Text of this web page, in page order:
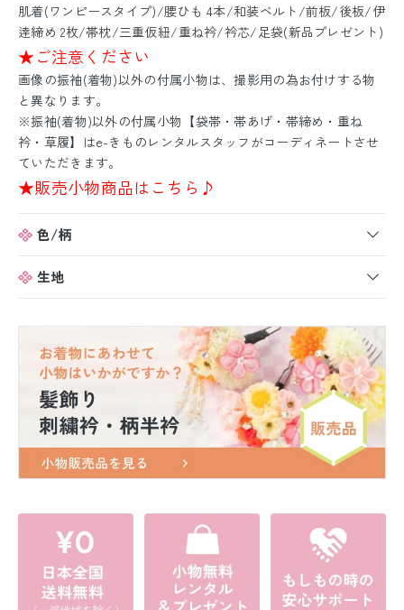
肌着(ワンピースタイプ)/腰ひも 4本/和装ベルト/前板/後板/伊
逹締め 2枚/帯枕/三重仮紐/重ね衿/衿芯/足袋(新品プレゼント)
★ご注意ください
画像の振袖(着物)以外の付属小物は、撮影用の為お付けする物
と異なります。
※振袖(着物)以外の付属小物【袋帯・帯あげ・帯締め・重ね
衿・草履】はe-きものレンタルスタッフがコーディネートさせ
ていただきます。
★販売小物商品はこちら♪
色/柄
生地